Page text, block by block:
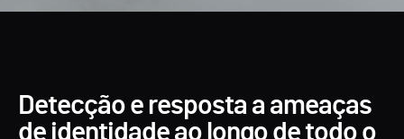
Detecção e resposta a ameaças
de identidade ao longo de todo o